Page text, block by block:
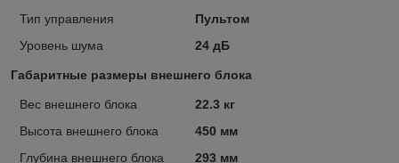
Тип управления
Пультом
Уровень шума
24 дБ
Габаритные размеры внешнего блока
Вес внешнего блока
22.3 кг
Высота внешнего блока
450 мм
Глубина внешнего блока
293 мм